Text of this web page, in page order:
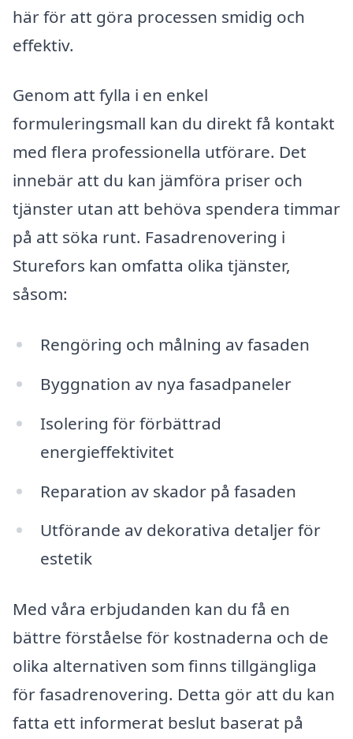
här för att göra processen smidig och
effektiv.
Genom att fylla i en enkel
formuleringsmall kan du direkt få kontakt
med flera professionella utförare. Det
innebär att du kan jämföra priser och
tjänster utan att behöva spendera timmar
på att söka runt. Fasadrenovering i
Sturefors kan omfatta olika tjänster,
såsom:
Rengöring och målning av fasaden
Byggnation av nya fasadpaneler
Isolering för förbättrad
energieffektivitet
Reparation av skador på fasaden
Utförande av dekorativa detaljer för
estetik
Med våra erbjudanden kan du få en
bättre förståelse för kostnaderna och de
olika alternativen som finns tillgängliga
för fasadrenovering. Detta gör att du kan
fatta ett informerat beslut baserat på